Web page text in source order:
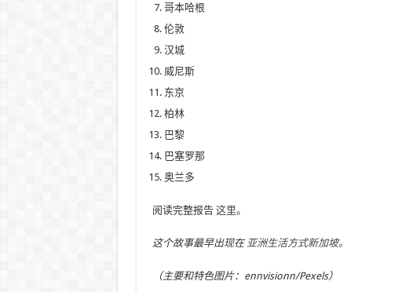
哥本哈根
伦敦
汉城
威尼斯
东京
柏林
巴黎
巴塞罗那
奥兰多
阅读完整报告 这里。
这个故事最早出现在 亚洲生活方式新加坡。
（主要和特色图片：ennvisionn/Pexels）